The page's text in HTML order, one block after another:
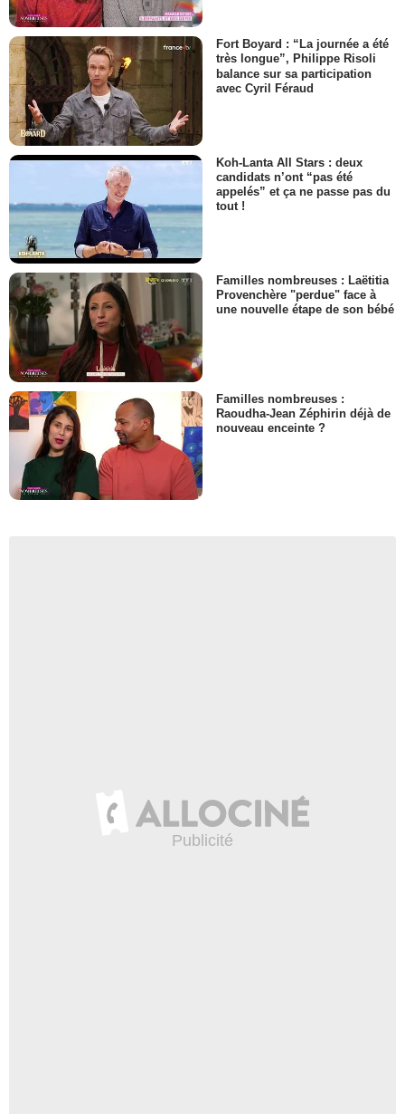
Fort Boyard : “La journée a été
très longue”, Philippe Risoli
balance sur sa participation
avec Cyril Féraud
Koh-Lanta All Stars : deux
candidats n’ont “pas été
appelés” et ça ne passe pas du
tout !
Familles nombreuses : Laëtitia
Provenchère "perdue" face à
une nouvelle étape de son bébé
Familles nombreuses :
Raoudha-Jean Zéphirin déjà de
nouveau enceinte ?